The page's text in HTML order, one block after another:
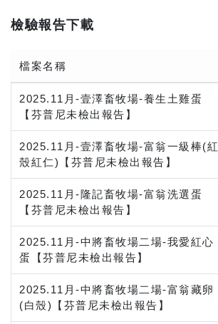
檢驗報告下載
檔案名稱
2025.11月-壹澤畜牧場-養生土雞蛋
【芬普尼未檢出報告】
2025.11月-壹澤畜牧場-富翁一級棒(紅
殼紅仁)【芬普尼未檢出報告】
2025.11月-隆記畜牧場-富翁洗選蛋
【芬普尼未檢出報告】
2025.11月-中將畜牧場二場-我愛紅心
蛋【芬普尼未檢出報告】
2025.11月-中將畜牧場二場-富翁藏卵
(白殼)【芬普尼未檢出報告】